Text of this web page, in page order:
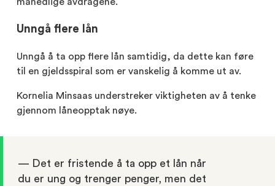
Unngå flere lån
Unngå å ta opp flere lån samtidig, da dette kan føre
til en gjeldsspiral som er vanskelig å komme ut av.
Kornelia Minsaas understreker viktigheten av å tenke
gjennom låneopptak nøye.
— Det er fristende å ta opp et lån når
du er ung og trenger penger, men det